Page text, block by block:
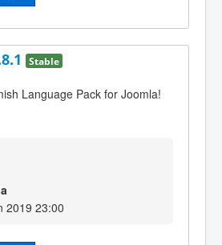
Stable
Language Pack for Joomla!
2019 23:00